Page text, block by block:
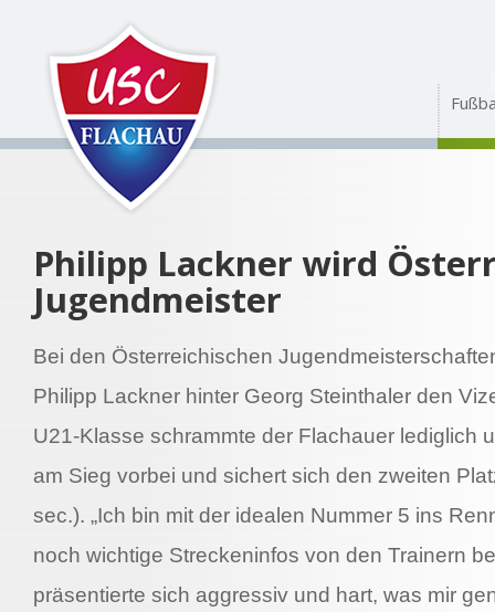
Philipp Lackner wird
Jugendmeister
Bei den Österreichischen
Philipp Lackner hinter Georg Steinthaler den
U21-Klasse schrammte der Flachauer lediglich
am Sieg vorbei und sichert sich den zweiten
sec.). „Ich bin mit der idealen Nummer 5 ins
noch wichtige Streckeninfos von den Trainern
präsentierte sich aggressiv und hart, was mir